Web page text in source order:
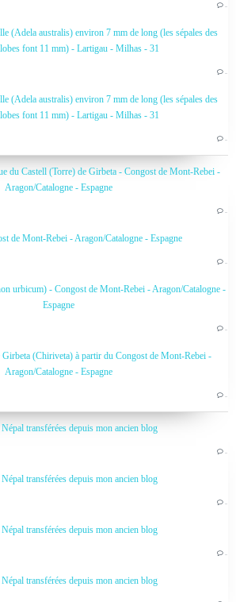
(Adela australis) environ 7 mm de long (les sépales des
font 11 mm) - Lartigau - Milhas - 31
(Adela australis) environ 7 mm de long (les sépales des
font 11 mm) - Lartigau - Milhas - 31
du Castell (Torre) de Girbeta - Congost de Mont-Rebei -
Aragon/Catalogne - Espagne
de Mont-Rebei - Aragon/Catalogne - Espagne
urbicum) - Congost de Mont-Rebei - Aragon/Catalogne -
Espagne
(Chiriveta) à partir du Congost de Mont-Rebei -
Aragon/Catalogne - Espagne
transférées depuis mon ancien blog
transférées depuis mon ancien blog
transférées depuis mon ancien blog
transférées depuis mon ancien blog